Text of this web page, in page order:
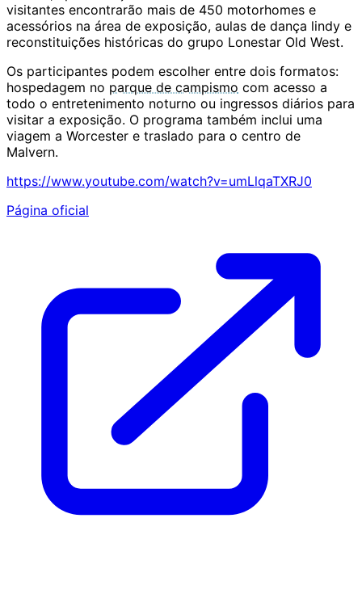
visitantes encontrarão mais de 450 motorhomes e
acessórios na área de exposição, aulas de dança lindy e
reconstituições históricas do grupo Lonestar Old West.
Os participantes podem escolher entre dois formatos:
hospedagem no parque de campismo com acesso a
todo o entretenimento noturno ou ingressos diários para
visitar a exposição. O programa também inclui uma
viagem a Worcester e traslado para o centro de
Malvern.
https://www.youtube.com/watch?v=umLlqaTXRJ0
Página oficial